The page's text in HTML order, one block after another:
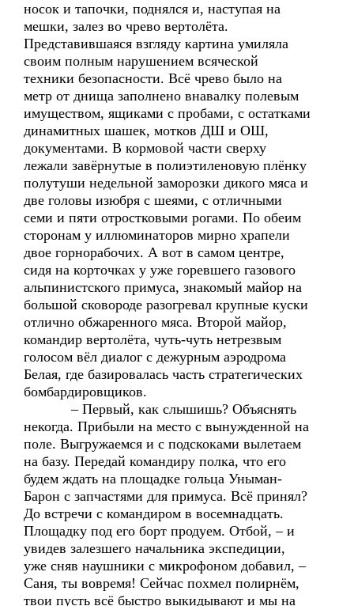
носок и тапочки, поднялся и, наступая на
мешки, залез во чрево вертолёта.
Представившаяся взгляду картина умиляла
своим полным нарушением всяческой
техники безопасности. Всё чрево было на
метр от днища заполнено внавалку полевым
имуществом, ящиками с пробами, с остатками
динамитных шашек, мотков ДШ и ОШ,
документами. В кормовой части сверху
лежали завёрнутые в полиэтиленовую плёнку
полутуши недельной заморозки дикого мяса и
две головы изюбря с шеями, с отличными
семи и пяти отростковыми рогами. По обеим
сторонам у иллюминаторов мирно храпели
двое горнорабочих. А вот в самом центре,
сидя на корточках у уже горевшего газового
альпинистского примуса, знакомый майор на
большой сковороде разогревал крупные куски
отлично обжаренного мяса. Второй майор,
командир вертолёта, чуть-чуть нетрезвым
голосом вёл диалог с дежурным аэродрома
Белая, где базировалась часть стратегических
бомбардировщиков.
– Первый, как слышишь? Объяснять
некогда. Прибыли на место с вынужденной на
поле. Выгружаемся и с подскоками вылетаем
на базу. Передай командиру полка, что его
будем ждать на площадке гольца Уныман-
Барон с запчастями для примуса. Всё принял?
До встречи с командиром в восемнадцать.
Площадку под его борт продуем. Отбой, – и
увидев залезшего начальника экспедиции,
уже сняв наушники с микрофоном добавил, –
Саня, ты вовремя! Сейчас похмел полирнём,
твои пусть всё быстро выкидывают и мы на